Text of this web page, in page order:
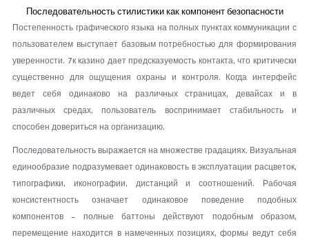
Последовательность стилистики как компонент безопасности
Постепенность графического языка на полных пунктах коммуникации с
пользователем выступает базовым потребностью для формирования
уверенности. 7к казино дает предсказуемость контакта, что критически
существенно для ощущения охраны и контроля. Когда интерфейс
ведет себя одинаково на различных страницах, девайсах и в
различных средах, пользователь воспринимает стабильность и
способен довериться на организацию.
Последовательность выражается на множестве градациях. Визуальная
единообразие подразумевает одинаковость в эксплуатации расцветок,
типографики, иконографии, дистанций и соотношений. Рабочая
консистентность означает одинаковое поведение подобных
компонентов – полные баттоны действуют подобным образом,
перемещение находится в намеченных позициях, формы ведут себя